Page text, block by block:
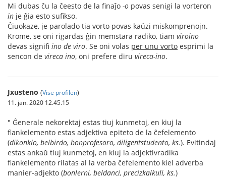
Mi dubas ĉu la ĉeesto de la finaĵo -o povas senigi la vorteron
in je ĝia esto sufikso.
Ĉiuokaze, je parolado tia vorto povas kaŭzi miskomprenojn.
Krome, se oni rigardas ĝin memstara radiko, tiam viroino
devas signifi ino de viro. Se oni volas per unu vorto esprimi la
sencon de vireca ino, oni prefere diru vireca-ino.
Jxusteno (Vise profilen)
11. jan. 2020 12.45.15
" Ĝenerale nekorektaj estas tiuj kunmetoj, en kiuj la
flankelemento estas adjektiva epiteto de la ĉefelemento
(dikonklo, belbirdo, bonprofesoro, diligentstudento, ks.). Evitindaj
estas ankaŭ tiuj kunmetoj, en kiuj la adjektivradika
flankelemento rilatas al la verba ĉefelemento kiel adverba
manier-adjekto (bonlerni, beldanci, precizkalkuli, ks.)